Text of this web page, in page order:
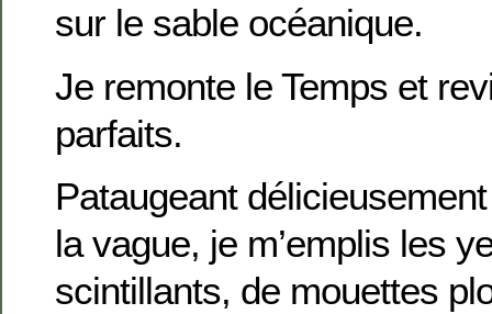
sur le sable océanique.
Je remonte le Temps et
parfaits.
Pataugeant
la vague, je m’emplis les
scintillants, de mouettes